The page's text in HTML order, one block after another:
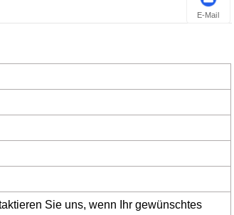
Sie uns, wenn Ihr gewünschtes
E-Mail